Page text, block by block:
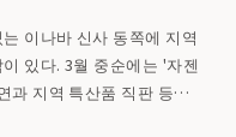
이나바 신사 동쪽에 지역
에는 '자젠
과 지역 특산품 직판 등으